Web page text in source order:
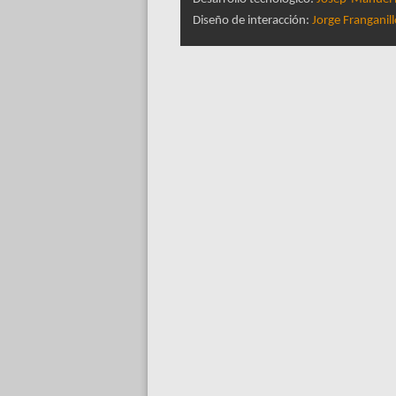
Diseño de interacción: Jorge